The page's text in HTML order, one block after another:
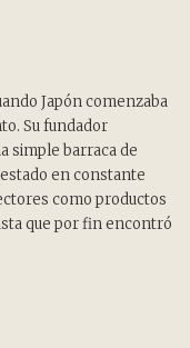
Japón comenzaba
Su fundador
simple barraca de
en constante
como productos
que por fin encontró